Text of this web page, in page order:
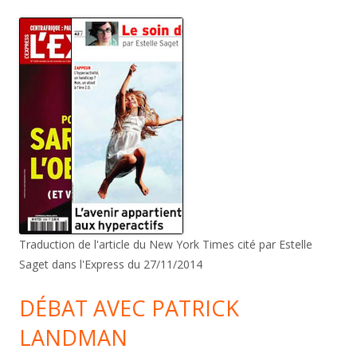
Traduction de l'article du New York Times cité par Estelle
Saget dans l'Express du 27/11/2014
DÉBAT AVEC PATRICK
LANDMAN